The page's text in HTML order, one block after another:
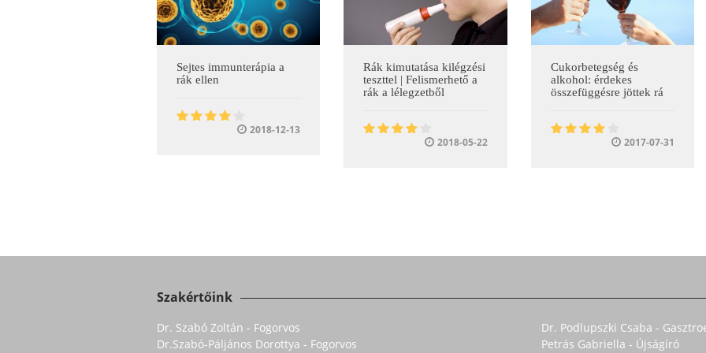
Sejtes immunterápia a
rák ellen
2018-12-13
Rák kimutatása kilégzési
teszttel | Felismerhető a
rák a lélegzetből
2018-05-22
Cukorbetegség és
alkohol: érdekes
összefüggésre jöttek rá
2017-07-31
Szakértőink
Dr. Szabó Zoltán - Fogorvos
Dr.Szabó-Páljános Dorottya - Fogorvos
Dr. Podlupszki Csaba -
Petrás Gabriella - Újságíró